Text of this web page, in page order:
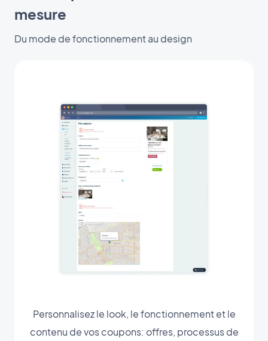
mesure
Du mode de fonctionnement au design
Personnalisez le look, le fonctionnement et le
contenu de vos coupons: offres, processus de